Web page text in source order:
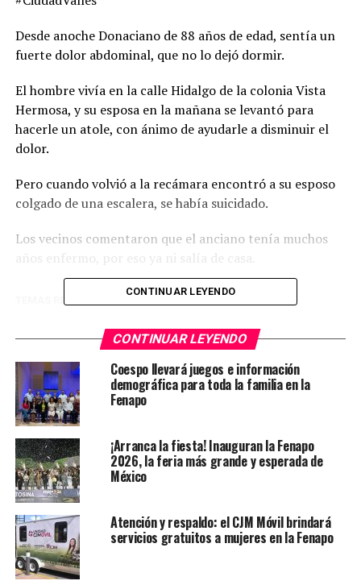
Desde anoche Donaciano de 88 años de edad, sentía un
fuerte dolor abdominal, que no lo dejó dormir.
El hombre vivía en la calle Hidalgo de la colonia Vista
Hermosa, y su esposa en la mañana se levantó para
hacerle un atole, con ánimo de ayudarle a disminuir el
dolor.
Pero cuando volvió a la recámara encontró a su esposo
colgado de una escalera, se había suicidado.
Los vecinos comentaron que el anciano tenía muchos
años enfermo, por eso ya ni salía de casa.
TEMAS RELACIONADOS
Se accidenta tráiler cargado de ácido sulfúrico
NO TE PIERDAS
Entregan reconocimiento a Gerardo Duque por su labor
periodística en trasplantes
CONTINUAR LEYENDO
CONTINUAR LEYENDO
Coespo llevará juegos e información
demográfica para toda la familia en la
Fenapo
¡Arranca la fiesta! Inauguran la Fenapo
2026, la feria más grande y esperada de
México
Atención y respaldo: el CJM Móvil brindará
servicios gratuitos a mujeres en la Fenapo